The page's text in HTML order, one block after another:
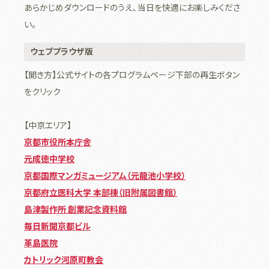
あらかじめダウンロードのうえ、当日を快適にお楽しみくださ
い。
ウェブプラウザ版
【聞き方】公式サイトの各プログラムページ下部の再生ボタン
をクリック
【中京エリア】
京都市役所本庁舎
元成徳中学校
京都国際マンガミュージアム（元龍池小学校）
京都府立医科大学 本部棟（旧附属図書館）
島津製作所 創業記念資料館
毎日新聞京都ビル
革島医院
カトリック河原町教会